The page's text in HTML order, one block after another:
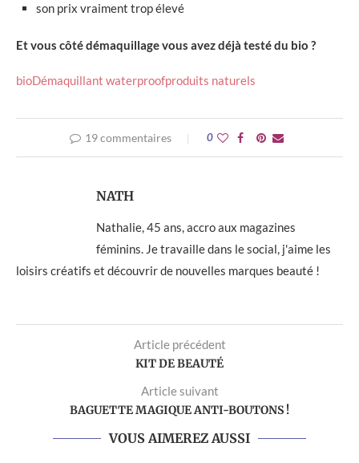
son prix vraiment trop élevé
Et vous côté démaquillage vous avez déjà testé du bio ?
bioDémaquillant waterproofproduits naturels
19 commentaires 0
NATH
Nathalie, 45 ans, accro aux magazines
féminins. Je travaille dans le social, j'aime les
loisirs créatifs et découvrir de nouvelles marques beauté !
Article précédent
KIT DE BEAUTÉ
Article suivant
BAGUETTE MAGIQUE ANTI-BOUTONS !
VOUS AIMEREZ AUSSI